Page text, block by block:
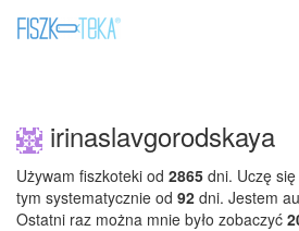
irinaslavgorodskaya
Używam fiszkoteki od 2865 dni. Uczę
tym systematycznie od 92 dni. Jestem
Ostatni raz można mnie było zobaczyć